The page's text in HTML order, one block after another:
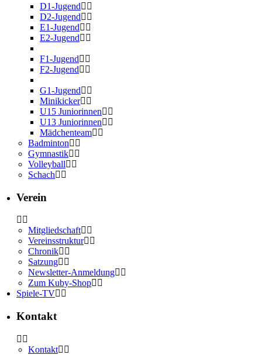
D1-Jugend
D2-Jugend
E1-Jugend
E2-Jugend
F1-Jugend
F2-Jugend
G1-Jugend
Minikicker
U15 Juniorinnen
U13 Juniorinnen
Mädchenteam
Badminton
Gymnastik
Volleyball
Schach
Verein
Mitgliedschaft
Vereinsstruktur
Chronik
Satzung
Newsletter-Anmeldung
Zum Kuby-Shop
Spiele-TV
Kontakt
Kontakt